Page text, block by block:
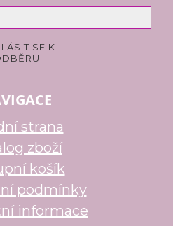
strana
zboží
košík
podmínky
informace